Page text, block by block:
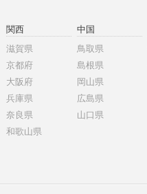
関西
滋賀県
京都府
大阪府
兵庫県
奈良県
和歌山県
中国
鳥取県
島根県
岡山県
広島県
山口県